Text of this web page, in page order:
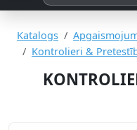
Katalogs
Kontrolieri &